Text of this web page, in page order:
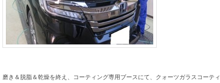
磨き＆脱脂＆乾燥を終え、コーティング専用ブースにて、クォーツガラスコーテ